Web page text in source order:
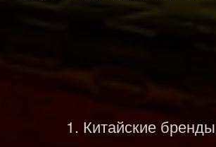
1. Китайские